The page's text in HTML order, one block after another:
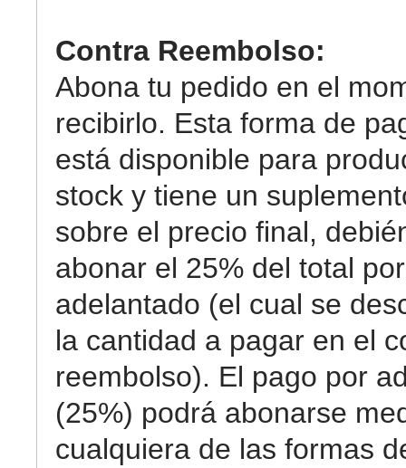
Contra Reembolso:
Abona tu pedido en el
recibirlo. Esta forma de
está disponible para
stock y tiene un
sobre el precio final,
abonar el 25% del total por
adelantado (el cual se
la cantidad a pagar en el
reembolso). El pago por
(25%) podrá abonarse
cualquiera de las formas